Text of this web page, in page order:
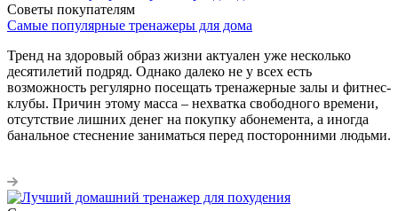
Советы покупателям
Самые популярные тренажеры для дома
Тренд на здоровый образ жизни актуален уже несколько
десятилетий подряд. Однако далеко не у всех есть
возможность регулярно посещать тренажерные залы и фитнес-
клубы. Причин этому масса – нехватка свободного времени,
отсутствие лишних денег на покупку абонемента, а иногда
банальное стеснение заниматься перед посторонними людьми.